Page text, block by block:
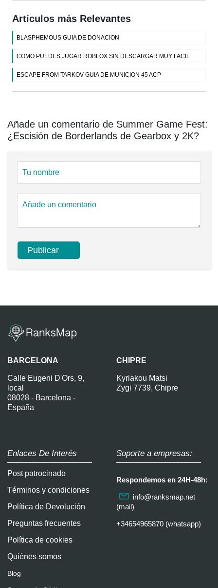
Artículos más Relevantes
BLASPHEMOUS GUIA DE DONACION
COMO PUEDES JUGAR ROBLOX SIN DESCARGAR MUY FACIL
ESCAPE FROM TARKOV GUIA DE MUNICION 45 ACP
Añade un comentario de Summer Game Fest:
¿Escisión de Borderlands de Gearbox y 2K?
BARCELONA
Calle Eugeni D'Ors, 9,
local
08028 - Barcelona -
España
CHIPRE
Kyriakou Matsi
Zygi 7739, Chipre
Enlaces De Interés
Post patrocinado
Términos y condiciones
Política de Devolución
Preguntas frecuentes
Política de cookies
Quiénes somos
Blog
Soporte a empresas:
Respondemos en 24H-48h:
info@ranksmap.net
(mail)
+34654965870 (whatsapp)